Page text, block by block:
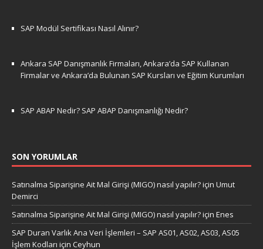
SAP Modül Sertifikası Nasıl Alınır?
Ankara SAP Danışmanlık Firmaları, Ankara’da SAP Kullanan
Firmalar ve Ankara’da Bulunan SAP Kursları ve Eğitim Kurumları
SAP ABAP Nedir? SAP ABAP Danışmanlığı Nedir?
SON YORUMLAR
Satınalma Siparişine Ait Mal Girişi (MIGO) nasıl yapılır?için Umut
Demirci
Satınalma Siparişine Ait Mal Girişi (MIGO) nasıl yapılır?için Enes
SAP Duran Varlık Ana Veri İşlemleri – SAP AS01, AS02, AS03, AS05
İşlem Kodları için Ceyhun